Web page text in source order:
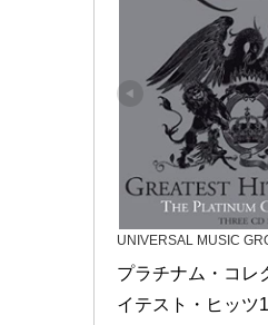
UNIVERSAL MUSIC
プラチナム・コレ
イテスト・ヒッツ